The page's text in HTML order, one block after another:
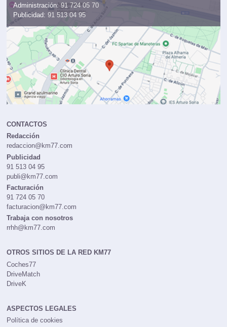
Administración: 91 724 05 70
Publicidad: 91 513 04 95
CONTACTOS
Redacción
redaccion@km77.com
Publicidad
91 513 04 95
publi@km77.com
Facturación
91 724 05 70
facturacion@km77.com
Trabaja con nosotros
rrhh@km77.com
OTROS SITIOS DE LA RED KM77
Coches77
DriveMatch
DriveK
ASPECTOS LEGALES
Política de cookies